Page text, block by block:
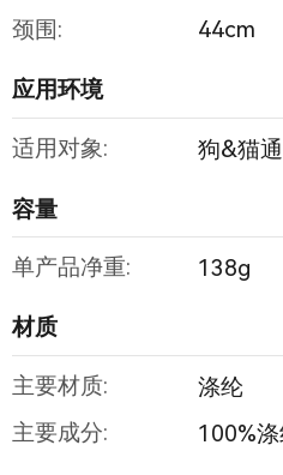
颈围:
44cm
应用环境
适用对象: 狗&猫
容量
单产品净重: 138g
材质
主要材质:
涤纶
主要成分:
100%